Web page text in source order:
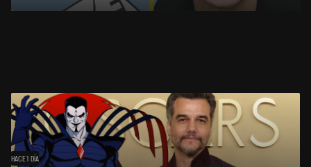
HACE 1 DÍA